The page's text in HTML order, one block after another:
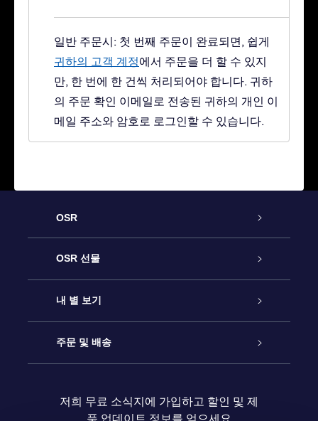
일반 주문시: 첫 번째 주문이 완료되면, 쉽게
귀하의 고객 계정에서 주문을 더 할 수 있지
만, 한 번에 한 건씩 처리되어야 합니다. 귀하
의 주문 확인 이메일로 전송된 귀하의 개인 이
메일 주소와 암호로 로그인할 수 있습니다.
OSR
고객 서비스
연락처
블로그
OSR 선물
온라인 별 선물
OSR 선물 팩
내 별 보기
Star Register
주문 및 배송
저희 무료 소식지에 가입하고 할인 및 제
품 업데이트 정보를 얻으세요